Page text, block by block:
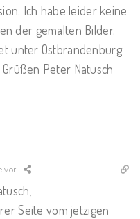
Ich habe leider keine
der gemalten Bilder.
unter Ostbrandenburg
Peter Natusch
vor
Seite vom jetzigen